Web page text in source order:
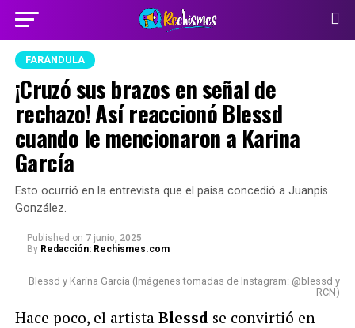
FARÁNDULA
¡Cruzó sus brazos en señal de
rechazo! Así reaccionó Blessd
cuando le mencionaron a Karina
García
Esto ocurrió en la entrevista que el paisa concedió a Juanpis
González.
Published on 7 junio, 2025
By Redacción: Rechismes.com
Blessd y Karina García (Imágenes tomadas de Instagram: @blessd y
RCN)
Hace poco, el artista Blessdse convirtió en